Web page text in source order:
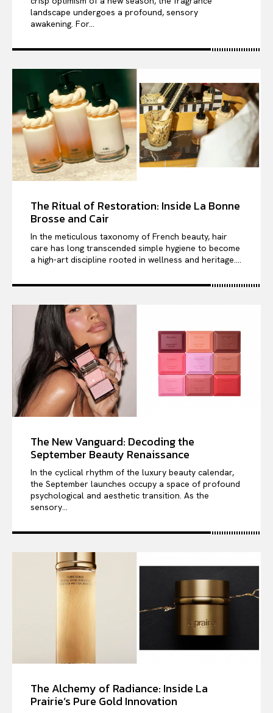
landscape undergoes a profound, sensory
awakening. For...
The Ritual of Restoration: Inside La Bonne
Brosse and Cair
In the meticulous taxonomy of French beauty, hair
care has long transcended simple hygiene to become
a high-art discipline rooted in wellness and heritage....
The New Vanguard: Decoding the
September Beauty Renaissance
In the cyclical rhythm of the luxury beauty calendar,
the September launches occupy a space of profound
psychological and aesthetic transition. As the
sensory...
The Alchemy of Radiance: Inside La
Prairie’s Pure Gold Innovation